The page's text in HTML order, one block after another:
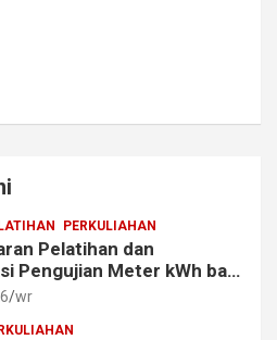
a
g
a
PERKULIAHAN
Pelatihan dan
Pengujian Meter kWh bagi
dan Alumni Akmet
wr